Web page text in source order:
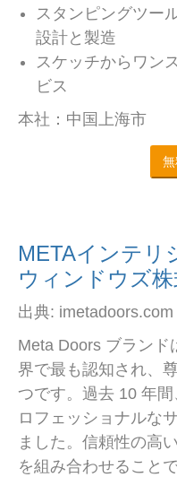
スタンピングツー
設計と製造
スケッチからワン
ビス
本社：中国上海市
METAインテリ
ウィンドウズ
出典: imetadoors.com
Meta Doors ブランド
界で最も認知され、
つです。過去 10 年
ロフェッショナルな
ました。信頼性の高
を組み合わせること